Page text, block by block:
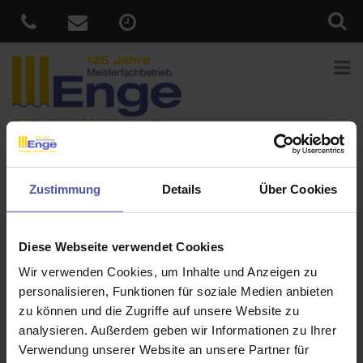
Zustimmung Details Über Cookies
Diese Webseite verwendet Cookies
Wir verwenden Cookies, um Inhalte und Anzeigen zu
personalisieren, Funktionen für soziale Medien anbieten
zu können und die Zugriffe auf unsere Website zu
analysieren. Außerdem geben wir Informationen zu Ihrer
Verwendung unserer Website an unsere Partner für
Lebens
am
Tageslicht ist der Rhythmus des
Lebens
Tageslicht hat eine besondere Wirkung auf uns Menschen. Umso
besser, wenn man es nach den eigenen Bedürfnissen steuern
kann. Egal, ob Sie Ihre Wohnräume hell durchleuchten möchten
oder konzentriert arbeiten müssen – mitAußenjalousien von